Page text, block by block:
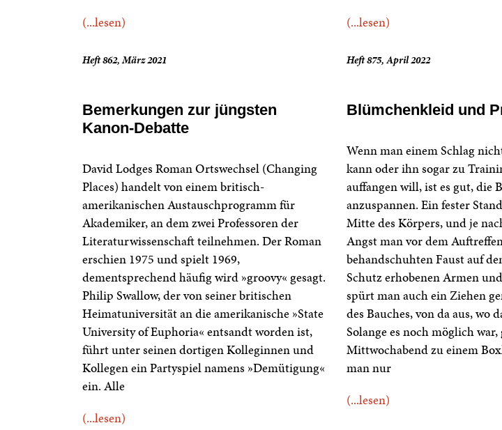
(...lesen)
Heft 862, März 2021
(...lesen)
Heft 875, April 2022
Bemerkungen zur jüngsten
Kanon-Debatte
David Lodges Roman Ortswechsel (Changing
Places) handelt von einem britisch-
amerikanischen Austauschprogramm für
Akademiker, an dem zwei Professoren der
Literaturwissenschaft teilnehmen. Der Roman
erschien 1975 und spielt 1969,
dementsprechend häufig wird »groovy« gesagt.
Philip Swallow, der von seiner britischen
Heimatuniversität an die amerikanische »State
University of Euphoria« entsandt worden ist,
führt unter seinen dortigen Kolleginnen und
Kollegen ein Partyspiel namens »Demütigung«
ein. Alle
(...lesen)
Blümchenkleid und
Wenn man einem Schlag
kann oder ihn sogar zu
auffangen will, ist es gut, die
anzuspannen. Ein fester
Mitte des Körpers, und je
Angst man vor dem
behandschuhten Faust auf
Schutz erhobenen Armen
spürt man auch ein Ziehen
des Bauches, von da aus, wo
Solange es noch möglich
Mittwochabend zu einem
man nur
(...lesen)